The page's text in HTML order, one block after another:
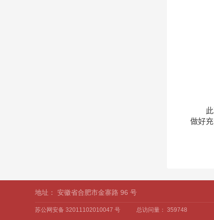
做好充
地址： 安徽省合肥市金寨路 96 号
苏公网安备 32011102010047 号 总访问量： 359748